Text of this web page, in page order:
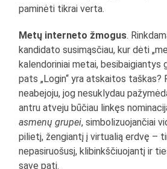
paminėti tikrai verta.
Metų interneto žmogus.
kandidato susimąsčiau, kur dėti
kalendoriniai metai, besibaigiantys
pats „Login“ yra atskaitos taškas?
neabejoju, jog nesuklydau
antru atveju būčiau linkęs
asmenų grupei, simbolizuojančiai
pilietį, žengiantį į virtualią erdvę –
nepasiruošusį, klibinkščiuojantį ir
save patį.